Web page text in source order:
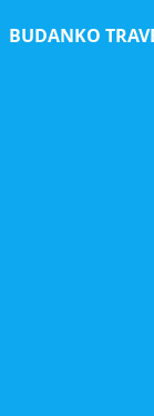
BUDANKO